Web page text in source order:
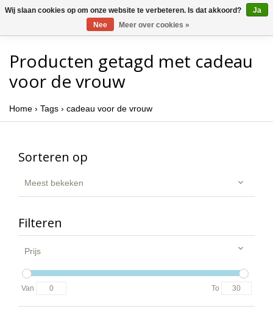
Producten getagd met cadeau
voor de vrouw
Home › Tags › cadeau voor de vrouw
Sorteren op
Meest bekeken
Filteren
Prijs
Van To
Wij slaan cookies op om onze website te verbeteren. Is dat akkoord?
Ja
Nee
Meer over cookies »